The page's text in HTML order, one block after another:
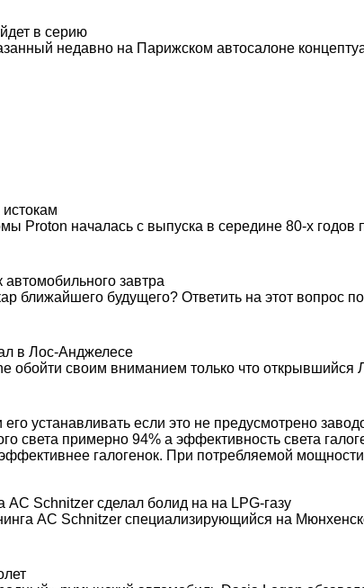
в серию
недавно на Парижском автосалоне
Proton началась с выпуска в середине 80-х
завтра
ближайшего будущего? Ответить на этот вопрос
в Лос-Анджелесе
обойти своим вниманием только что открывшийся
устанавливать если это не предусмотрено
света примерно 94% а эффективность света
галогенок. При потребляемой
Schnitzer сделал болид на на LPG-газу
AC Schnitzer специализирующийся на